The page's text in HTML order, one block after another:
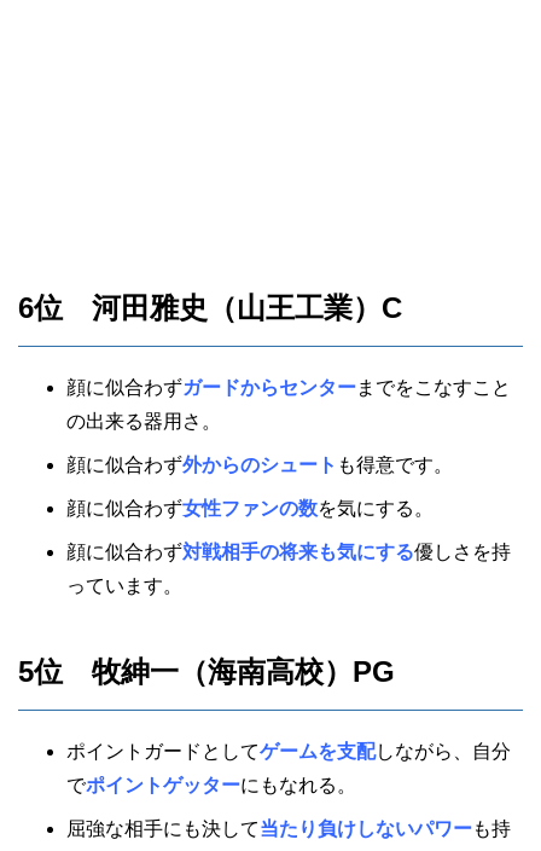
6位 河田雅史（山王工業）C
顔に似合わずガードからセンターまでをこなすこと
の出来る器用さ。
顔に似合わず外からのシュート も得意です。
顔に似合わず女性ファンの数を気にする。
顔に似合わず対戦相手の将来も気にする優しさを持
っています。
5位 牧紳一（海南高校）PG
ポイントガードとしてゲームを支配しながら、自分
でポイントゲッターにもなれる。
屈強な相手にも決して当たり負けしないパワーも持